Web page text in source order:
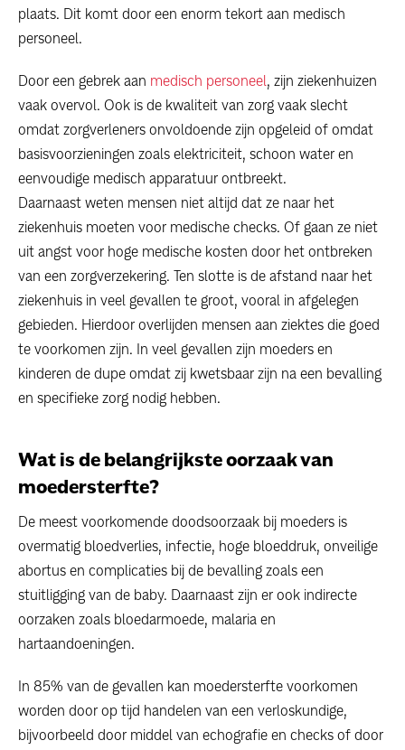
plaats. Dit komt door een enorm tekort aan medisch
personeel.
Door een gebrek aan medisch personeel, zijn ziekenhuizen
vaak overvol. Ook is de kwaliteit van zorg vaak slecht
omdat zorgverleners onvoldoende zijn opgeleid of omdat
basisvoorzieningen zoals elektriciteit, schoon water en
eenvoudige medisch apparatuur ontbreekt.
Daarnaast weten mensen niet altijd dat ze naar het
ziekenhuis moeten voor medische checks. Of gaan ze niet
uit angst voor hoge medische kosten door het ontbreken
van een zorgverzekering. Ten slotte is de afstand naar het
ziekenhuis in veel gevallen te groot, vooral in afgelegen
gebieden. Hierdoor overlijden mensen aan ziektes die goed
te voorkomen zijn. In veel gevallen zijn moeders en
kinderen de dupe omdat zij kwetsbaar zijn na een bevalling
en specifieke zorg nodig hebben.
Wat is de belangrijkste oorzaak van
moedersterfte?
De meest voorkomende doodsoorzaak bij moeders is
overmatig bloedverlies, infectie, hoge bloeddruk, onveilige
abortus en complicaties bij de bevalling zoals een
stuitligging van de baby. Daarnaast zijn er ook indirecte
oorzaken zoals bloedarmoede, malaria en
hartaandoeningen.
In 85% van de gevallen kan moedersterfte voorkomen
worden door op tijd handelen van een verloskundige,
bijvoorbeeld door middel van echografie en checks of door